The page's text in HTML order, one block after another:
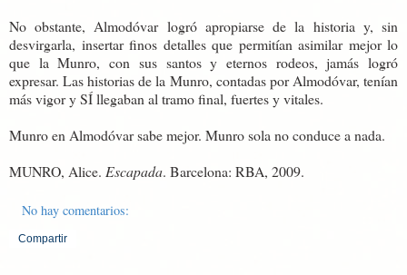
No obstante, Almodóvar logró apropiarse de la historia y, sin
desvirgarla, insertar finos detalles que permitían asimilar mejor lo
que la Munro, con sus santos y eternos rodeos, jamás logró
expresar. Las historias de la Munro, contadas por Almodóvar, tenían
más vigor y SÍ llegaban al tramo final, fuertes y vitales.
Munro en Almodóvar sabe mejor. Munro sola no conduce a nada.
MUNRO, Alice. Escapada. Barcelona: RBA, 2009.
No hay comentarios:
Compartir